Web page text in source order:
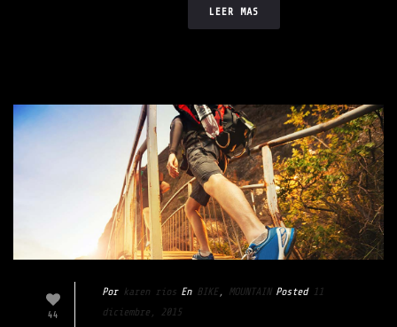
LEER MAS
44
Por karen rios En BIKE , MOUNTAIN Posted 11
diciembre, 2015